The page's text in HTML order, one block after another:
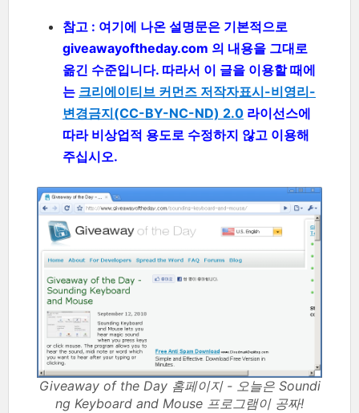
참고 : 여기에 나온 설명문은 기본적으로
giveawayoftheday.com 의 내용을 그대로
옮긴 수준입니다. 따라서 이 글을 이용할 때에
는 크리에이티브 커먼즈 저작자표시-비영리-
변경금지(CC-BY-NC-ND) 2.0 라이선스에
따라 비상업적 용도로 수정하지 않고 이용해
주십시오.
Giveaway of the Day 홈페이지 - 오늘은 Soundi
ng Keyboard and Mouse 프로그램이 공짜!